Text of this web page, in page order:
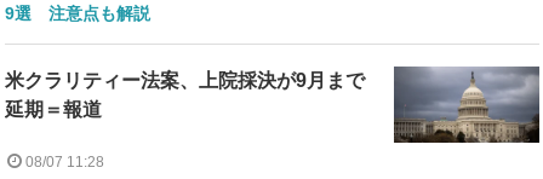
9選 注意点も解説
米クラリティー法案、上院採決が9月まで
延期＝報道
08/07 11:28